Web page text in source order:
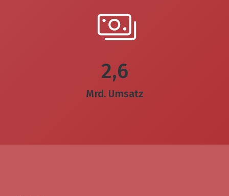
2,6
Mrd. Umsatz